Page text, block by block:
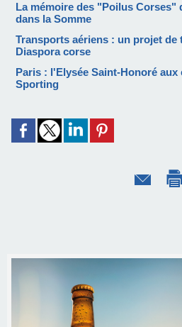
La mémoire des "Poilus Corses"
dans la Somme
Transports aériens : un projet
Diaspora corse
Paris : l'Elysée Saint-Honoré
Sporting